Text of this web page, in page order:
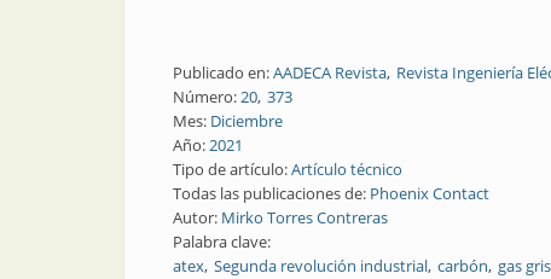
Publicado en:AADECA Revista Revista Ingeniería
Número:20 373
Mes: Diciembre
Año:2021
Tipo de artículo:Artículo técnico
Todas las publicaciones de: Phoenix Contact
Autor: Mirko Torres Contreras
Palabra clave:
atex Segunda revolución industrial carbón gas